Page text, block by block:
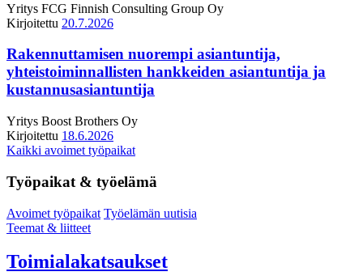
Yritys FCG Finnish Consulting Group Oy
Kirjoitettu 20.7.2026
Rakennuttamisen nuorempi asiantuntija,
yhteistoiminnallisten hankkeiden asiantuntija ja
kustannusasiantuntija
Yritys Boost Brothers Oy
Kirjoitettu 18.6.2026
Kaikki avoimet työpaikat
Työpaikat & työelämä
Avoimet työpaikat Työelämän uutisia
Teemat & liitteet
Toimialakatsaukset